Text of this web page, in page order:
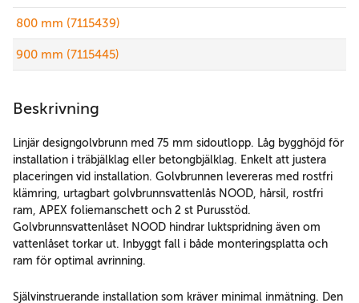
800 mm (7115439)
900 mm (7115445)
Beskrivning
Linjär designgolvbrunn med 75 mm sidoutlopp. Låg bygghöjd för
installation i träbjälklag eller betongbjälklag. Enkelt att justera
placeringen vid installation. Golvbrunnen levereras med rostfri
klämring, urtagbart golvbrunnsvattenlås NOOD, hårsil, rostfri
ram, APEX foliemanschett och 2 st Purusstöd.
Golvbrunnsvattenlåset NOOD hindrar luktspridning även om
vattenlåset torkar ut. Inbyggt fall i både monteringsplatta och
ram för optimal avrinning.
Självinstruerande installation som kräver minimal inmätning. Den